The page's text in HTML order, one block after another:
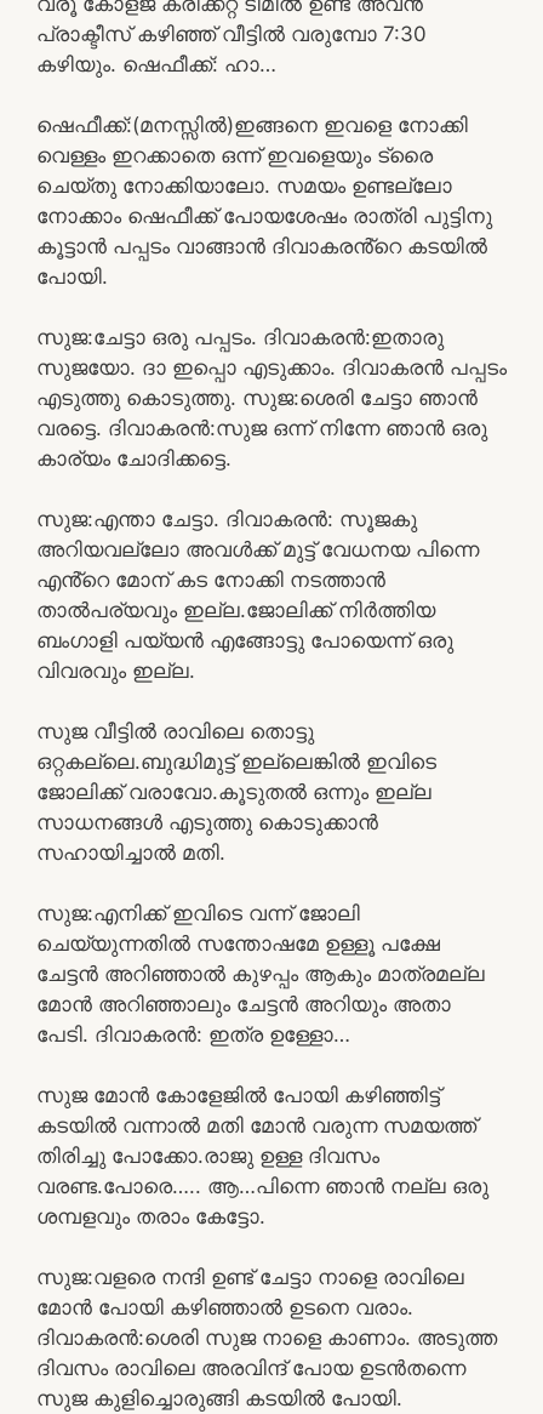
പ്രാക്ടീസ് കഴിഞ്ഞ് വീട്ടിൽ വരുമ്പോ 7:30
കഴിയും. ഷെഫീക്ക്: ഹാ…
ഷെഫീക്ക്:(മനസ്സിൽ)ഇങ്ങനെ ഇവളെ നോക്കി
വെള്ളം ഇറക്കാതെ ഒന്ന് ഇവളെയും ട്രൈ
ചെയ്തു നോക്കിയാലോ. സമയം ഉണ്ടല്ലോ
നോക്കാം ഷെഫീക്ക് പോയശേഷം രാത്രി പുട്ടിനു
കൂട്ടാൻ പപ്പടം വാങ്ങാൻ ദിവാകരൻ്റെ കടയിൽ
പോയി.
സുജ:ചേട്ടാ ഒരു പപ്പടം. ദിവാകരൻ:ഇതാരു
സുജയോ. ദാ ഇപ്പൊ എടുക്കാം. ദിവാകരൻ പപ്പടം
എടുത്തു കൊടുത്തു. സുജ:ശെരി ചേട്ടാ ഞാൻ
വരട്ടെ. ദിവാകരൻ:സുജ ഒന്ന് നിന്നേ ഞാൻ ഒരു
കാര്യം ചോദിക്കട്ടെ.
സുജ:എന്താ ചേട്ടാ. ദിവാകരൻ: സൂജകു
അറിയവല്ലോ അവൾക്ക് മുട്ട് വേധനയ പിന്നെ
എൻ്റെ മോന് കട നോക്കി നടത്താൻ
താൽപര്യവും ഇല്ല.ജോലിക്ക് നിർത്തിയ
ബംഗാളി പയ്യൻ എങ്ങോട്ടു പോയെന്ന് ഒരു
വിവരവും ഇല്ല.
സുജ വീട്ടിൽ രാവിലെ തൊട്ടു
ഒറ്റകല്ലെ.ബുദ്ധിമുട്ട് ഇല്ലെങ്കിൽ ഇവിടെ
ജോലിക്ക് വരാവോ.കൂടുതൽ ഒന്നും ഇല്ല
സാധനങ്ങൾ എടുത്തു കൊടുക്കാൻ
സഹായിച്ചാൽ മതി.
സുജ:എനിക്ക് ഇവിടെ വന്ന് ജോലി
ചെയ്യുന്നതിൽ സന്തോഷമേ ഉള്ളൂ പക്ഷേ
ചേട്ടൻ അറിഞ്ഞാൽ കുഴപ്പം ആകും മാത്രമല്ല
മോൻ അറിഞ്ഞാലും ചേട്ടൻ അറിയും അതാ
പേടി. ദിവാകരൻ: ഇത്ര ഉള്ളോ…
സുജ മോൻ കോളേജിൽ പോയി കഴിഞ്ഞിട്ട്
കടയിൽ വന്നാൽ മതി മോൻ വരുന്ന സമയത്ത്
തിരിച്ചു പോക്കോ.രാജു ഉള്ള ദിവസം
വരണ്ട.പോരെ….. ആ…പിന്നെ ഞാൻ നല്ല ഒരു
ശമ്പളവും തരാം കേട്ടോ.
സുജ:വളരെ നന്ദി ഉണ്ട് ചേട്ടാ നാളെ രാവിലെ
മോൻ പോയി കഴിഞ്ഞാൽ ഉടനെ വരാം.
ദിവാകരൻ:ശെരി സുജ നാളെ കാണാം. അടുത്ത
ദിവസം രാവിലെ അരവിന്ദ് പോയ ഉടൻതന്നെ
സുജ കുളിച്ചൊരുങ്ങി കടയിൽ പോയി.